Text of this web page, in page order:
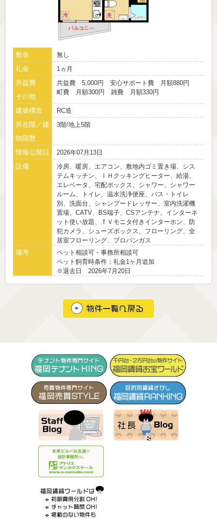
敷金 無し
礼金 1ヵ月
共益費
その他
共益費 5,000円 安心サポート費 月額880円
町費 月額300円 雑費 月額330円
建築構造 RC造
所在階／建
物階数
3階/地上5階
情報公開日 2026年07月13日
設備
冷房、暖房、エアコン、敷地内ゴミ置き場、シス
テムキッチン、ＩＨクッキングヒーター、給湯、
エレベータ、宅配ボックス、シャワー、シャワー
ルーム、トイレ、温水洗浄便座、バス・トイレ
別、洗面台、シャンプードレッサー、室内洗濯機
置場、CATV、BS端子、CSアンテナ、インターネ
ット使い放題、ＴＶモニタ付きインターホン、防
犯カメラ、シューズボックス、フローリング、全
居室フローリング、プロパンガス
備考
ペット相談可・事務所相談可
ペット飼育時条件：礼金1ヶ月追加
※退去日 2026年7月20日